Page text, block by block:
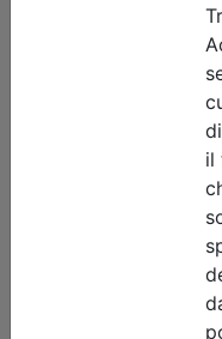
Ordine Architetti P.P.
Workshop
CRUDA' -